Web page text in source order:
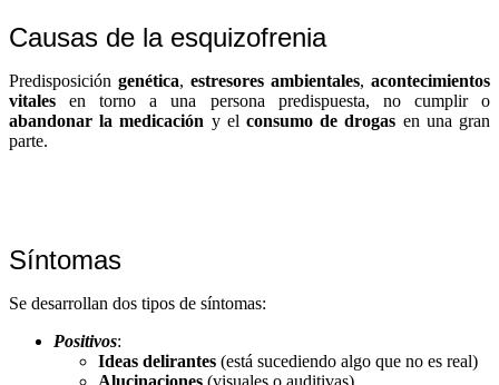
Causas de la esquizofrenia
Predisposición genética, estresores ambientales, acontecimientos
vitales en torno a una persona predispuesta, no cumplir o
abandonar la medicación y elconsumo de drogas en una gran
parte.
Síntomas
Se desarrollan dos tipos de síntomas:
Positivos:
Ideas delirantes (está sucediendo algo que no es real)
Alucinaciones (visuales o auditivas)